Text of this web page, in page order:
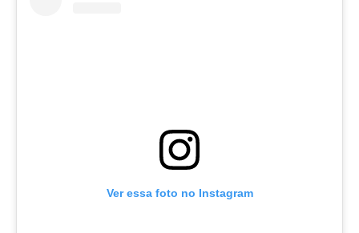
Ver essa foto no Instagram